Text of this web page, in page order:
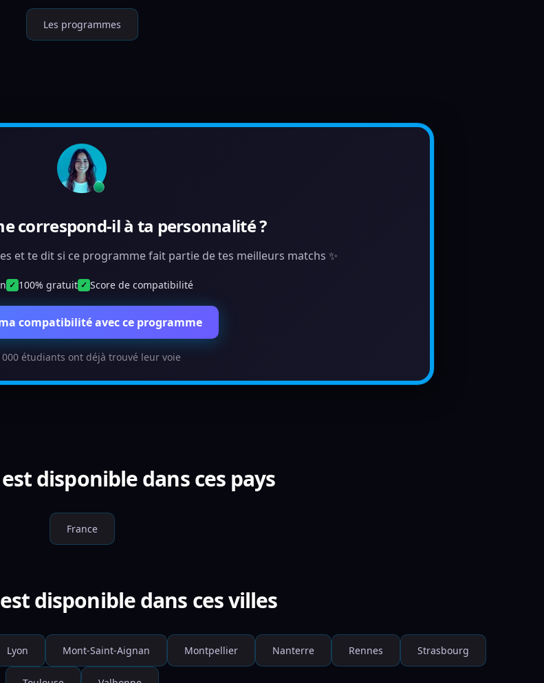
Les programmes
correspond-il à ta personnalité ?
et te dit si ce programme fait partie de tes meilleurs matchs ✨
✓ 100% gratuit ✓ Score de compatibilité
compatibilité avec ce programme
000 étudiants ont déjà trouvé leur voie
disponible dans ces pays
France
disponible dans ces villes
Lyon Mont-Saint-Aignan Montpellier Nanterre Rennes Strasbourg